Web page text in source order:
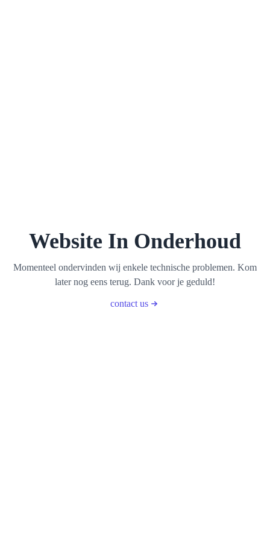
Website In Onderhoud
Momenteel ondervinden wij enkele technische problemen. Kom
later nog eens terug. Dank voor je geduld!
contact us